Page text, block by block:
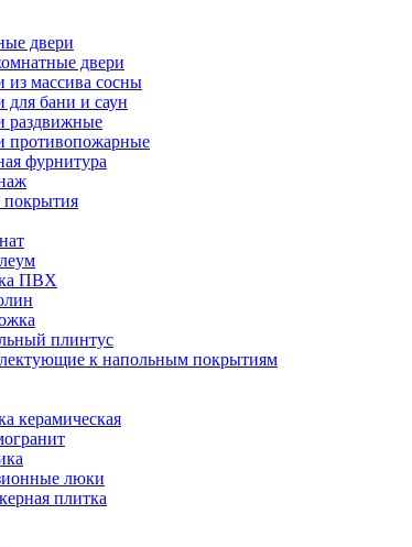
двери
двери
из массива сосны
для бани и саун
раздвижные
противопожарные
фурнитура
ПВХ
плинтус
к напольным покрытиям
керамическая
люки
плитка